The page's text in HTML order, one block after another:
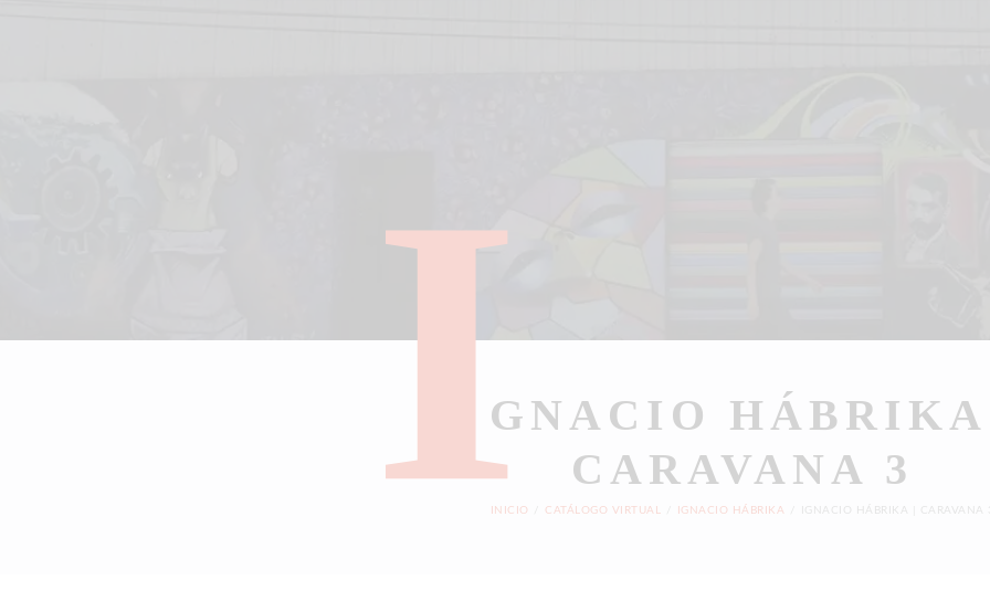
IGNACIO
CARAVANA 3
INICIO CATÁLOGO VIRTUAL IGNACIO HÁBRIKA IGNACIO HÁBRIKA | CARAVANA